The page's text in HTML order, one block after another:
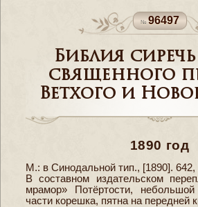
96497
Библия
священного
Ветхого и
1890 год
М.: в Синодальной тип., [1890]. 642,
В составном издательском
мрамор» Потёртости,
части корешка, пятна на передней